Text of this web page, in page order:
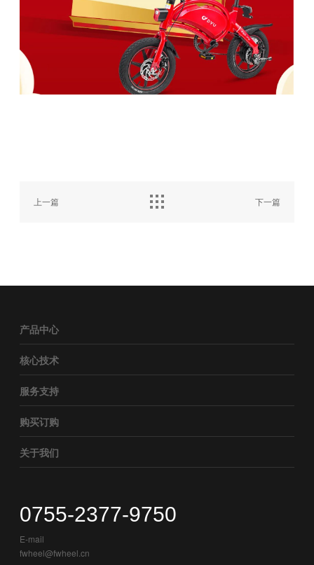
上一篇 下一篇
产品中心
核心技术
服务支持
购买订购
关于我们
0755-2377-9750
E-mail
fwheel@fwheel.cn